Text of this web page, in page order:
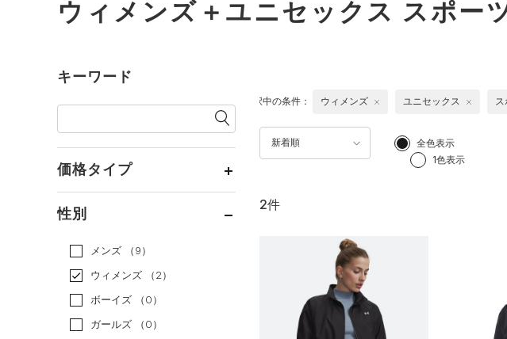
ウィメンズ＋ユニセックス スポー
キーワード
価格タイプ
性別
メンズ
（9）
ウィメンズ
（2）
ボーイズ
（0）
ガールズ
（0）
新着順
全色表示
1色表示
選択中の条件： ウィメンズ ユニセックス ス
2件